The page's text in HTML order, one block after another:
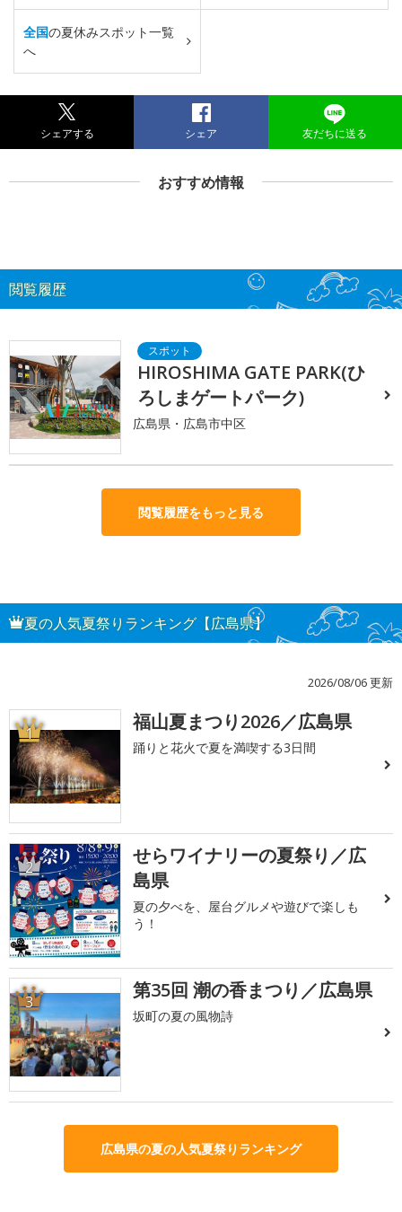
全国の夏休みスポット一覧
へ
シェアする シェア 友だちに送る
おすすめ情報
閲覧履歴
HIROSHIMA GATE PARK(ひ
ろしまゲートパーク)
広島県・広島市中区
閲覧履歴をもっと見る
夏の人気夏祭りランキング【広島県】
2026/08/06 更新
1 福山夏まつり2026／広島県
踊りと花火で夏を満喫する3日間
2
せらワイナリーの夏祭り／広
島県
夏の夕べを、屋台グルメや遊びで楽しも
う！
3 第35回 潮の香まつり／広島県
坂町の夏の風物詩
広島県の夏の人気夏祭りランキング